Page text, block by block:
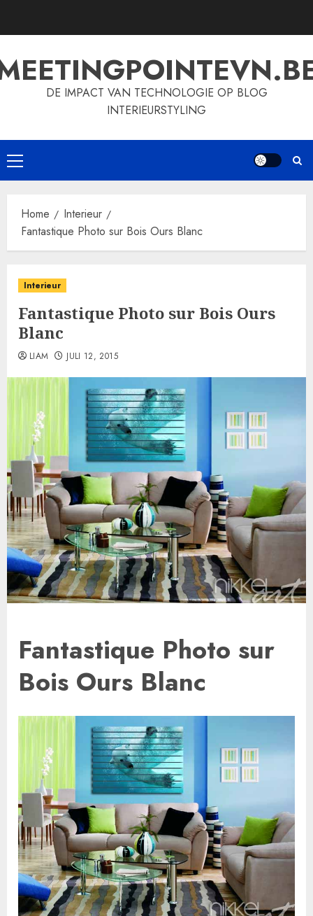
DE IMPACT VAN TECHNOLOGIE OP BLOG
INTERIEURSTYLING
Primary
Menu
Home
Interieur
Fantastique Photo sur Bois Ours Blanc
Interieur
Fantastique Photo sur Bois Ours
Blanc
LIAM JULI 12, 2015
Fantastique Photo sur
Bois Ours Blanc